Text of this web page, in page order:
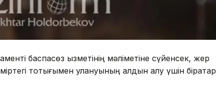
баспасөз қызметінің мәліметіне сүйенсек, жер
тотығымен улануының алдын алу үшін бірқатар